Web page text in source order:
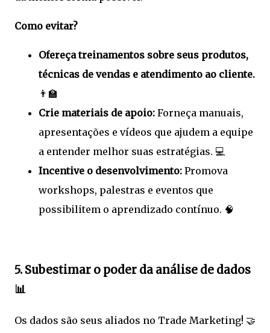
Como evitar?
Ofereça treinamentos sobre seus produtos,
técnicas de vendas e atendimento ao cliente.
👨‍🏫
Crie materiais de apoio: Forneça manuais,
apresentações e vídeos que ajudem a equipe
a entender melhor suas estratégias. 💻
Incentive o desenvolvimento: Promova
workshops, palestras e eventos que
possibilitem o aprendizado contínuo. 🧠
5. Subestimar o poder da análise de dados
📊
Os dados são seus aliados no Trade Marketing! 🤝